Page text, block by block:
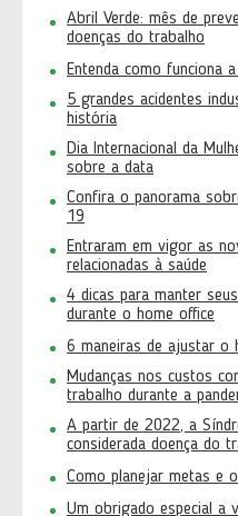
Abril Verde: mês de
doenças do trabalho
Entenda como funciona
5 grandes acidentes
história
Dia Internacional da
sobre a data
Confira o panorama
19
Entraram em vigor as
relacionadas à saúde
4 dicas para manter
durante o home office
6 maneiras de ajustar o
Mudanças nos custos
trabalho durante a
A partir de 2022, a
considerada doença do
Como planejar metas e
Um obrigado especial a